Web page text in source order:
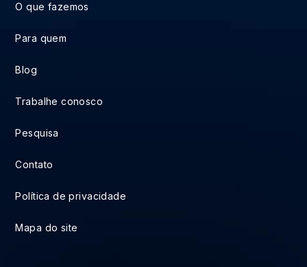
O que fazemos
Para quem
Blog
Trabalhe conosco
Pesquisa
Contato
Política de privacidade
Mapa do site